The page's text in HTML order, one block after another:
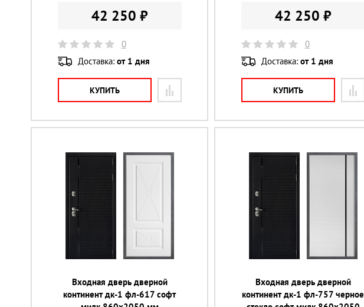
42 250 ₽
0
Доставка: от 1 дня
КУПИТЬ
42 250 ₽
0
Доставка: от 1 дня
КУПИТЬ
Входная дверь дверной
континент дк-1 фл-617 софт
Входная дверь дверной
континент дк-1 фл-757 черное